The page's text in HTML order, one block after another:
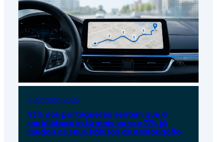
4 Agosto 2026
93% dos portugueses sentem que a
mobilidade está mais cara e 77% já
mudou os seus hábitos de deslocação